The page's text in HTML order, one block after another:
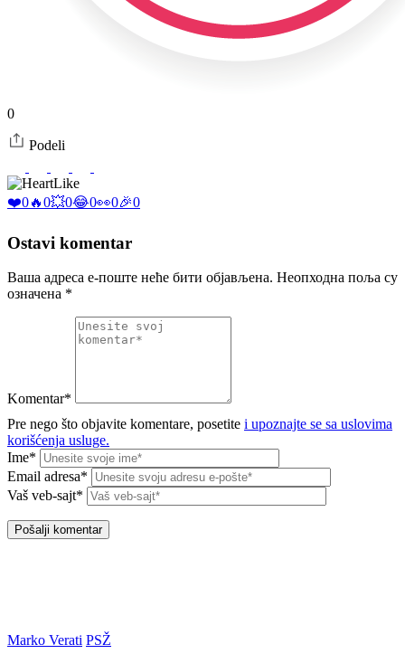
0
Podeli
Like
❤️0🔥0💥0😂0👀0🎉0
Ostavi komentar
Ваша адреса е-поште неће бити објављена. Неопходна поља су
означена *
Komentar*
Pre nego što objavite komentare, posetite i upoznajte se sa uslovima
korišćenja usluge.
Ime*
Email adresa*
Vaš veb-sajt*
Marko Verati PSŽ